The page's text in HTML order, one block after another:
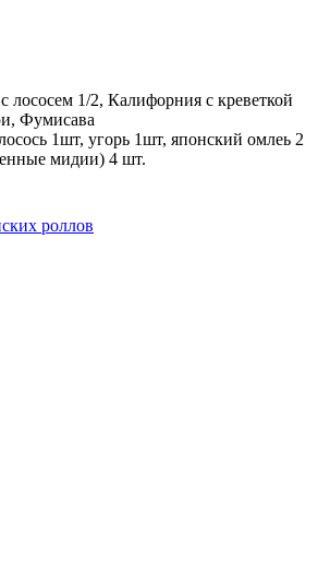
лососем 1/2, Калифорния с креветкой
Фумисава
1шт, угорь 1шт, японский омлеь 2
мидии) 4 шт.
роллов